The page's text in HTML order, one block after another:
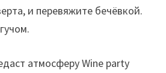
и перевяжите бечёвкой.
атмосферу Wine party